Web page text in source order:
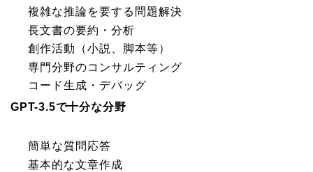
複雑な推論を要する問題解決
長文書の要約・分析
創作活動（小説、脚本等）
専門分野のコンサルティング
コード生成・デバッグ
GPT-3.5で十分な分野
簡単な質問応答
基本的な文章作成